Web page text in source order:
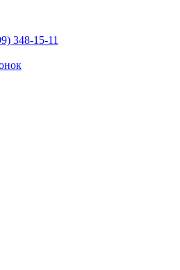
348-15-11